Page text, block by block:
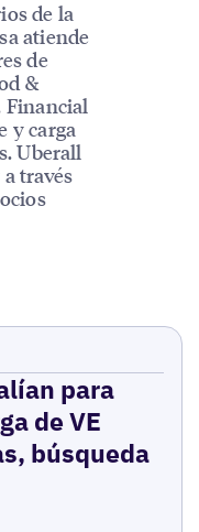
de la
atiende
de
&
Financial
y carga
Uberall
través
para
de VE
búsqueda